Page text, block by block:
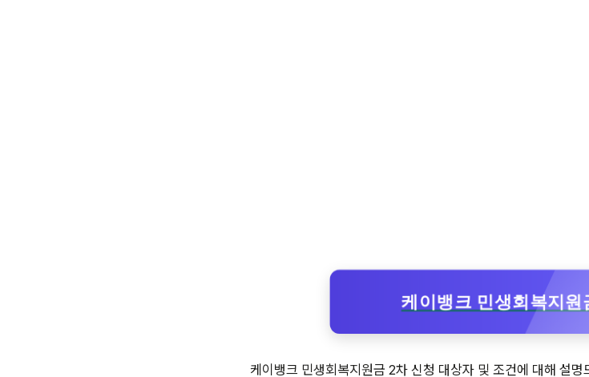
케이뱅크 민생회복지원
케이뱅크 민생회복지원금 2차 신청 대상자 및 조건에 대해 설명